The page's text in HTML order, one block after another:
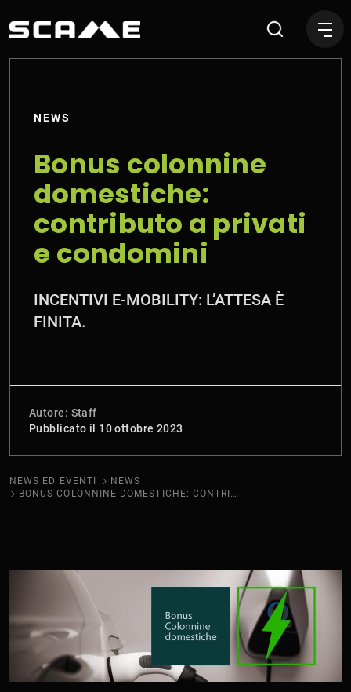
NEWS
Bonus colonnine
domestiche:
contributo a privati
e condomini
INCENTIVI E-MOBILITY: L’ATTESA È
FINITA.
Autore: Staff
Pubblicato il 10 ottobre 2023
NEWS ED EVENTI
NEWS
BONUS COLONNINE DOMESTICHE: CONTRIBUTO A PRIVATI E CONDOMINI